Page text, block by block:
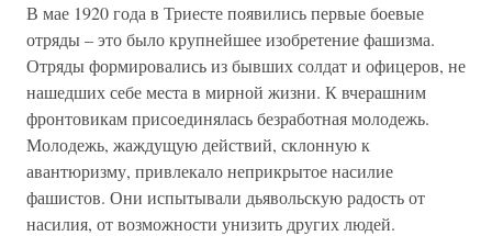
В мае 1920 года в Триесте появились первые боевые
отряды – это было крупнейшее изобретение фашизма.
Отряды формировались из бывших солдат и офицеров, не
нашедших себе места в мирной жизни. К вчерашним
фронтовикам присоединялась безработная молодежь.
Молодежь, жаждущую действий, склонную к
авантюризму, привлекало неприкрытое насилие
фашистов. Они испытывали дьявольскую радость от
насилия, от возможности унизить других людей.